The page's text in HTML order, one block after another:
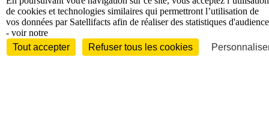
Entreprises et marchésTélécomsTechnologiesIndustries
de cookies et technologies similaires qui permettront l’utilisation de
vos données par Satellifacts afin de réaliser des statistiques d'audience
- voir notre
Tout accepter
Refuser tous les cookies